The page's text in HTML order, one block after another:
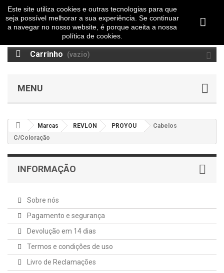
Carrinho (vazio)
MENU
Marcas REVLON PROYOU
Cabelos
C/Coloração
INFORMAÇÃO
Sobre nós
Pagamento e segurança
Devolução em 14 dias
Termos e condições de uso
Livro de Reclamações
Este site utiliza cookies e outras tecnologias para que
seja possível melhorar a sua experiência. Se continuar
a navegar no nosso website, é porque aceita a nossa
política de cookies.